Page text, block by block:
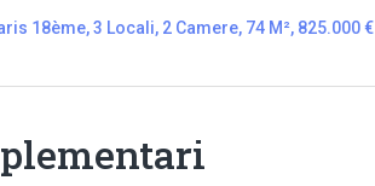
18ème, 3 Locali, 2 Camere, 74 M², 825.000 €